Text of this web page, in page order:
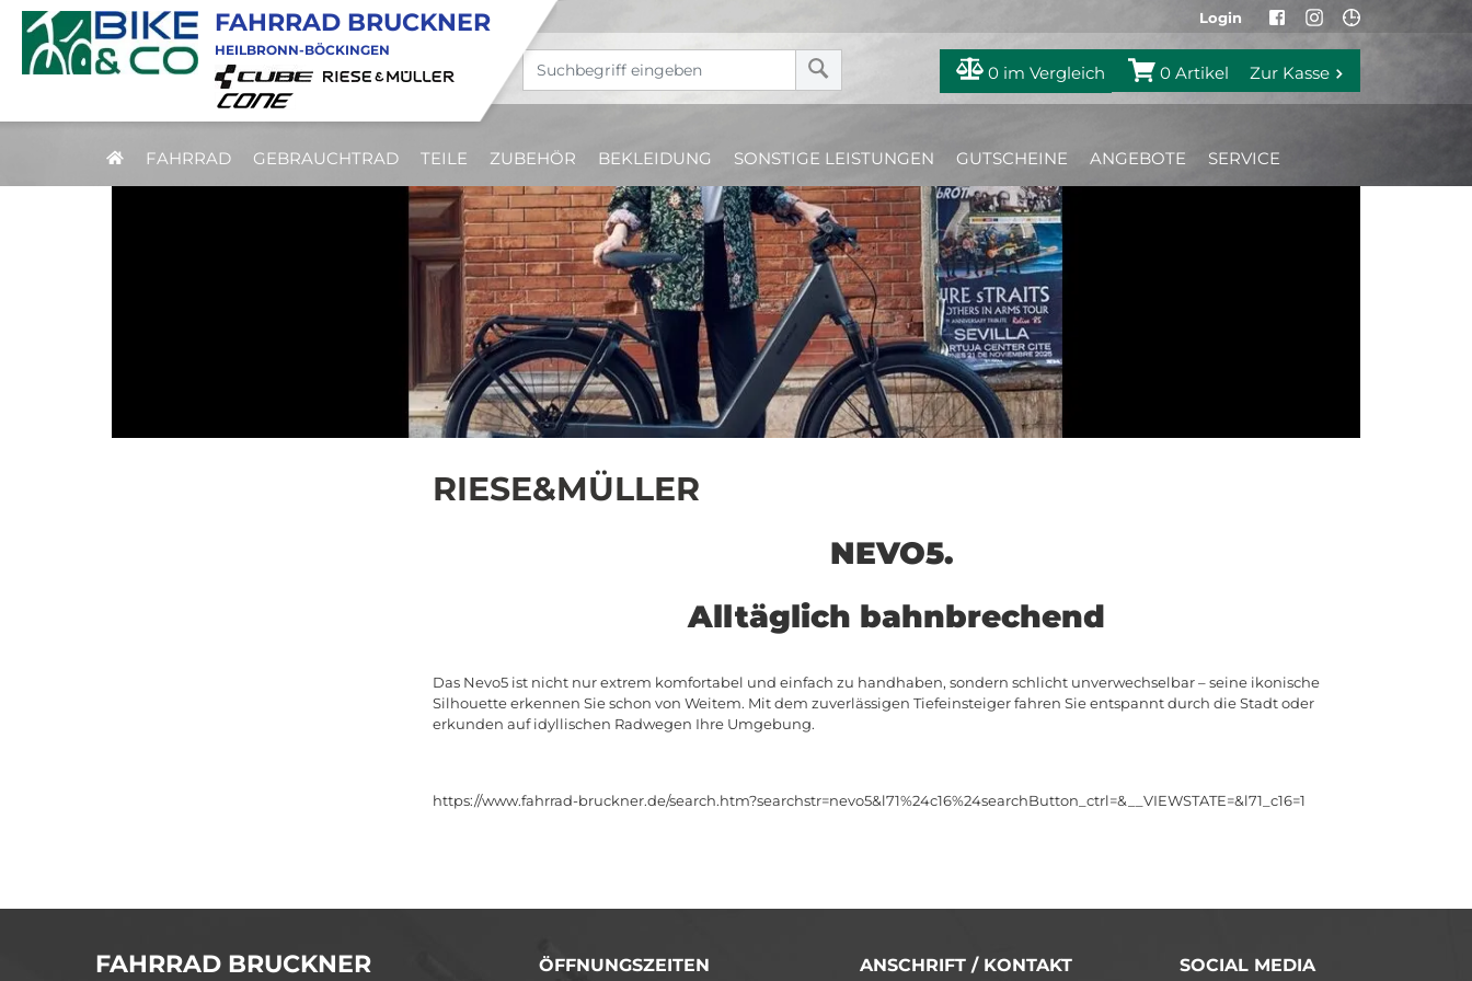
Login
0 im Vergleich 0 Artikel Zur Kasse
FAHRRAD GEBRAUCHTRAD TEILE ZUBEHÖR BEKLEIDUNG SONSTIGE LEISTUNGEN GUTSCHEINE ANGEBOTE SERVICE
FAHRRAD BRUCKNER
HEILBRONN-BÖCKINGEN
RIESE&MÜLLER
NEVO5.
Alltäglich bahnbrechend
Das Nevo5 ist nicht nur extrem komfortabel und einfach zu handhaben, sondern schlicht unverwechselbar – seine ikonische
Silhouette erkennen Sie schon von Weitem. Mit dem zuverlässigen Tiefeinsteiger fahren Sie entspannt durch die Stadt oder
erkunden auf idyllischen Radwegen Ihre Umgebung.
https://www.fahrrad-bruckner.de/search.htm?searchstr=nevo5&l71%24c16%24searchButton_ctrl=&__VIEWSTATE=&l71_c16=1
FAHRRAD BRUCKNER ÖFFNUNGSZEITEN ANSCHRIFT / KONTAKT SOCIAL MEDIA